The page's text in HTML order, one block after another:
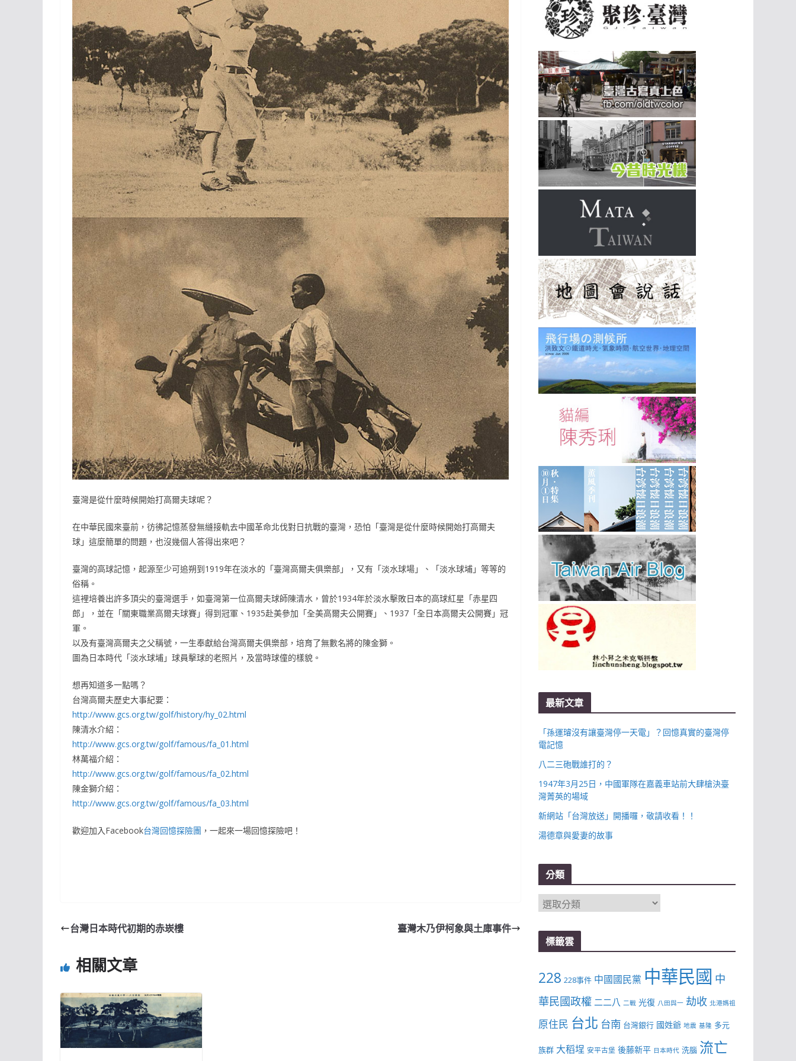
臺灣是從什麼時候開始打高爾夫球呢？
在中華民國來臺前，彷彿記憶蒸發無縫接軌去中國革命北伐對日抗戰的臺灣，恐怕「臺灣是從什麼時候開始打高爾夫
球」這麼簡單的問題，也沒幾個人答得出來吧？
臺灣的高球記憶，起源至少可追朔到1919年在淡水的「臺灣高爾夫俱樂部」，又有「淡水球場」、「淡水球埔」等等的
俗稱。
這裡培養出許多頂尖的臺灣選手，如臺灣第一位高爾夫球師陳清水，曾於1934年於淡水擊敗日本的高球紅星「赤星四
郎」，並在「關東職業高爾夫球賽」得到冠軍、1935赴美參加「全美高爾夫公開賽」、1937「全日本高爾夫公開賽」冠
軍。
以及有臺灣高爾夫之父稱號，一生奉獻給台灣高爾夫俱樂部，培育了無數名將的陳金獅。
圖為日本時代「淡水球埔」球員擊球的老照片，及當時球僮的樣貌。
想再知道多一點嗎？
台灣高爾夫歷史大事紀要：
http://www.gcs.org.tw/golf/history/hy_02.html
陳清水介紹：
http://www.gcs.org.tw/golf/famous/fa_01.html
林萬福介紹：
http://www.gcs.org.tw/golf/famous/fa_02.html
陳金獅介紹：
http://www.gcs.org.tw/golf/famous/fa_03.html
歡迎加入Facebook台灣回憶探險團 ，一起來一場回憶探險吧！
台灣日本時代初期的赤崁樓 臺灣木乃伊柯象與土庫事件
相關文章
最新文章
「孫運璿沒有讓臺灣停一天電」？回憶真實的臺灣停
電記憶
八二三砲戰誰打的？
1947年3月25日，中國軍隊在嘉義車站前大肆槍決臺
灣菁英的場域
新網站「台灣放送」開播囉，敬請收看！！
湯德章與愛妻的故事
分類
分
類
標籤雲
228 228事件 中國國民黨 中華民國 中
華民國政權 二二八 二戰 光復 八田與一 劫收 北港媽祖
原住民 台北 台南 台灣銀行 國姓爺 地震 基隆 多元
族群 大稻埕 安平古堡 後藤新平 日本時代 洗腦 流亡